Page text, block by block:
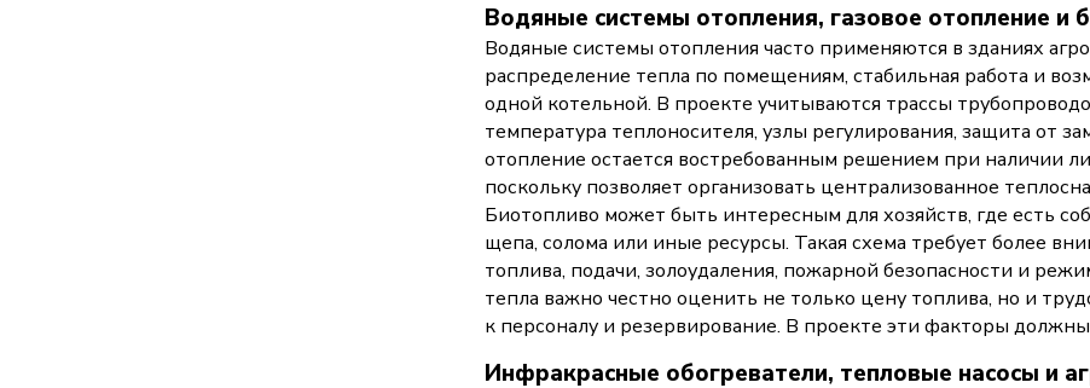
Водяные системы отопления, газовое отопление и
Водяные системы отопления часто применяются в зданиях
распределение тепла по помещениям, стабильная работа и
одной котельной. В проекте учитываются трассы
температура теплоносителя, узлы регулирования, защита от
отопление остается востребованным решением при наличии
поскольку позволяет организовать централизованное
Биотопливо может быть интересным для хозяйств, где есть
щепа, солома или иные ресурсы. Такая схема требует более
топлива, подачи, золоудаления, пожарной безопасности и
тепла важно честно оценить не только цену топлива, но и
к персоналу и резервирование. В проекте эти факторы
Инфракрасные обогреватели, тепловые насосы и